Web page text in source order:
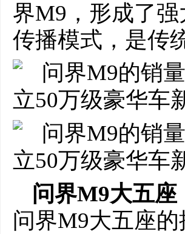
界M9，形成了
传播模式，是传
问界M9大五座
问界M9大五座